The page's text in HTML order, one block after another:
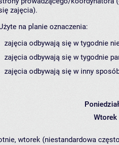
zajęcia).
na planie oznaczenia:
zajęcia odbywają się w tygodnie
zajęcia odbywają się w tygodnie
zajęcia odbywają się w inny
Wtorek
wtorek (niestandardowa